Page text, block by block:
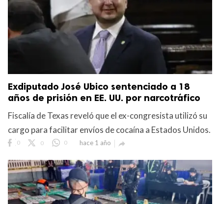
Exdiputado José Ubico sentenciado a 18
años de prisión en EE. UU. por narcotráfico
Fiscalía de Texas reveló que el ex-congresista utilizó su
cargo para facilitar envíos de cocaína a Estados Unidos.
0 0 0 hace 1 año 